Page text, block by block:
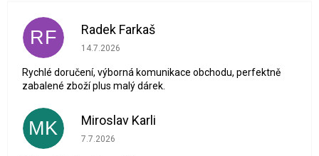
RF Radek Farkaš
Hodnocení obchodu je 5 z 5 hvězdiček.
14.7.2026
Rychlé doručení, výborná komunikace obchodu, perfektně
zabalené zboží plus malý dárek.
MK Miroslav Karli
Hodnocení obchodu je 5 z 5 hvězdiček.
7.7.2026